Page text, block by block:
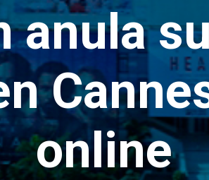
anula
online